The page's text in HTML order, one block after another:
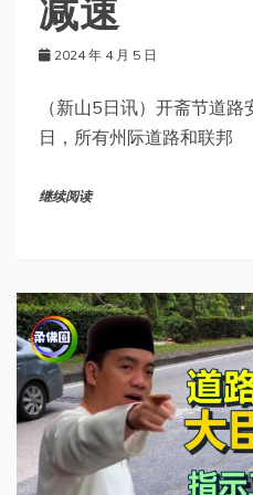
减速
2024 年 4 月 5 日
（新山5日讯）开斋节道
日，所有州际道路和联邦
继续阅读